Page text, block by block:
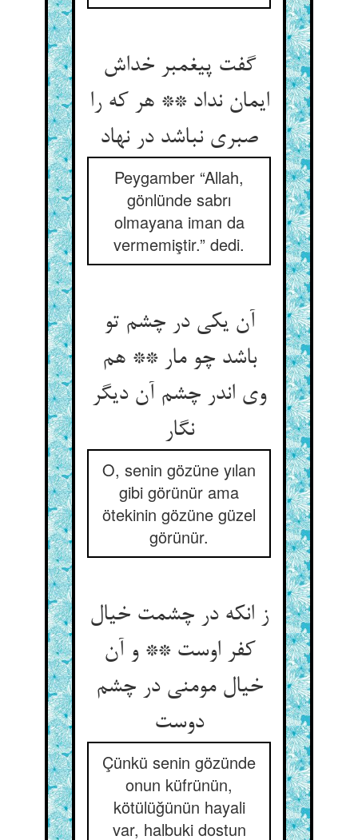
گفت پیغمبر خداش
ایمان نداد ** هر که را
صبری نباشد در نهاد
Peygamber “Allah,
gönlünde sabrı
olmayana iman da
vermemiştir.” dedi.
آن یکی در چشم تو
باشد چو مار ** هم
وی اندر چشم آن دیگر
نگار
O, senin gözüne yılan
gibi görünür ama
ötekinin gözüne güzel
görünür.
ز انکه در چشمت خیال
کفر اوست ** و آن
خیال مومنی در چشم
دوست‏
Çünkü senin gözünde
onun küfrünün,
kötülüğünün hayali
var, halbuki dostun